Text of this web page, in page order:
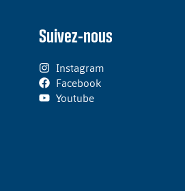
Suivez-nous
Instagram
Facebook
Youtube